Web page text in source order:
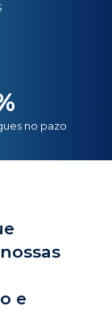
no pazo
e